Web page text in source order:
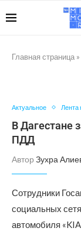
Главная страница »
Актуальное Лента
В Дагестане
ПДД
Автор Зухра
Сотрудники
социальных
автомобиля